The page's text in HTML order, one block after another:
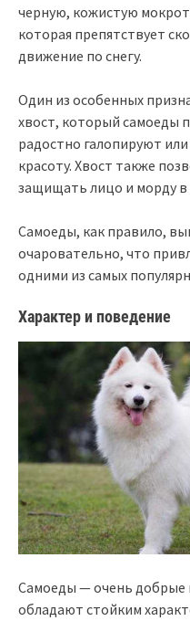
черную, кожистую
которая препятствует
движение по снегу.
Один из особенных
хвост, который самоеды
радостно галопируют
красоту. Хвост также
защищать лицо и морду в
Самоеды, как правило,
очаровательно, что
одними из самых
Характер и поведение
Самоеды — очень добрые
обладают стойким